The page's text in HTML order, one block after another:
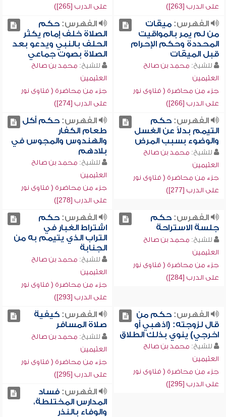
على الدرب [263])
على الدرب [265])
الفهرس:ميقات
من لم يمر بالمواقيت
المحددة وحكم الإحرام
قبل الميقات
للشيخ: محمد بن صالح
العثيمين
جزء من محاضرة ( فتاوى نور
على الدرب [266])
الفهرس:حكم
الصلاة خلف إمام يكثر
الحلف بالنبي ويدعو بعد
الصلاة بصوت جماعي
للشيخ: محمد بن صالح
العثيمين
جزء من محاضرة ( فتاوى نور
على الدرب [274])
الفهرس:حكم
التيمم بدلاً عن الغسل
والوضوء بسبب المرض
للشيخ: محمد بن صالح
العثيمين
جزء من محاضرة ( فتاوى نور
على الدرب [277])
الفهرس:حكم أكل
طعام الكفار
والهندوس والمجوس في
بلادهم
للشيخ: محمد بن صالح
العثيمين
جزء من محاضرة ( فتاوى نور
على الدرب [278])
الفهرس:حكم
جلسة الاستراحة
للشيخ: محمد بن صالح
العثيمين
جزء من محاضرة ( فتاوى نور
على الدرب [284])
الفهرس:حكم
اشتراط الغبار في
التراب الذي يتيمم به من
الجنابة
للشيخ: محمد بن صالح
العثيمين
جزء من محاضرة ( فتاوى نور
على الدرب [293])
الفهرس:حكم من
قال لزوجته: (اذهبي أو
اخرجي) ينوي بذلك الطلاق
للشيخ: محمد بن صالح
العثيمين
جزء من محاضرة ( فتاوى نور
على الدرب [295])
الفهرس:كيفية
صلاة المسافر
للشيخ: محمد بن صالح
العثيمين
جزء من محاضرة ( فتاوى نور
على الدرب [295])
الفهرس:فساد
المدارس المختلطة،
والوفاء بالنذر